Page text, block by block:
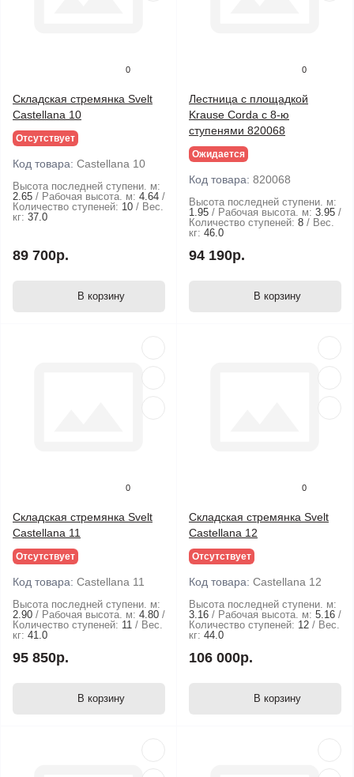
0
Складская стремянка Svelt
Castellana 10
Отсутствует
Код товара: Castellana 10
Высота последней ступени. м:
2.65
Рабочая высота. м: 4.64
Количество ступеней: 10
Вес.
кг: 37.0
89 700р.
В корзину
0
Лестница с площадкой
Krause Corda с 8-ю
ступенями 820068
Ожидается
Код товара: 820068
Высота последней ступени. м:
1.95
Рабочая высота. м: 3.95
Количество ступеней: 8
Вес.
кг: 46.0
94 190р.
В корзину
0
Складская стремянка Svelt
Castellana 11
Отсутствует
Код товара: Castellana 11
Высота последней ступени. м:
2.90
Рабочая высота. м: 4.80
Количество ступеней: 11
Вес.
кг: 41.0
95 850р.
В корзину
0
Складская стремянка Svelt
Castellana 12
Отсутствует
Код товара: Castellana 12
Высота последней ступени. м:
3.16
Рабочая высота. м: 5.16
Количество ступеней: 12
Вес.
кг: 44.0
106 000р.
В корзину